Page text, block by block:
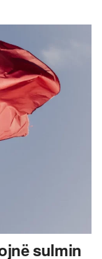
sulmin